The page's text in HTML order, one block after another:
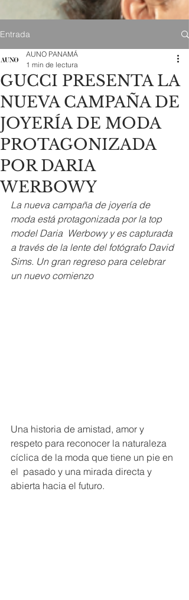
Entrada
GUCCI PRESENTA LA
NUEVA CAMPAÑA DE
JOYERÍA DE MODA
PROTAGONIZADA
POR DARIA
WERBOWY
AUNO PANAMÁ
1 min de lectura
La nueva campaña de joyería de
moda está protagonizada por la top
model Daria  Werbowy y es capturada
a través de la lente del fotógrafo David
Sims. Un gran regreso para celebrar
un nuevo comienzo
Una historia de amistad, amor y
respeto para reconocer la naturaleza
cíclica de la moda que tiene un pie en
el  pasado y una mirada directa y
abierta hacia el futuro.